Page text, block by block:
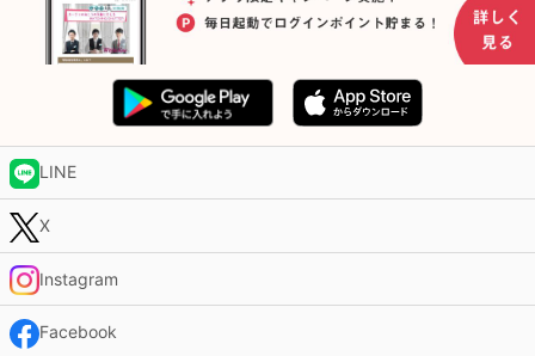
LINE
X
Instagram
Facebook